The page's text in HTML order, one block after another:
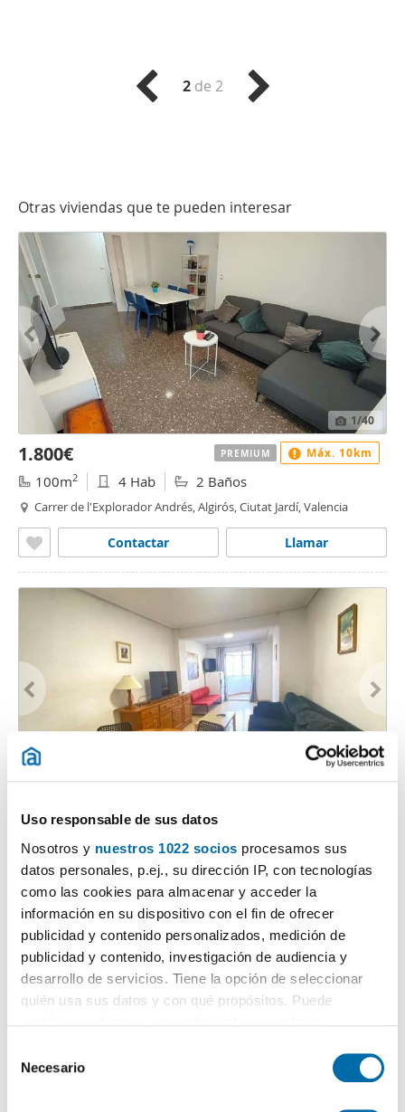
Uso responsable de sus datos
Nosotros y nuestros 1022 socios procesamos sus
datos personales, p.ej., su dirección IP, con tecnologías
como las cookies para almacenar y acceder la
información en su dispositivo con el fin de ofrecer
publicidad y contenido personalizados, medición de
publicidad y contenido, investigación de audiencia y
desarrollo de servicios. Tiene la opción de seleccionar
quién usa sus datos y con qué propósitos. Puede
el Menú de consentimiento.
Necesario
2de 2
Otras viviendas que te pueden interesar
1/40
1.800€
100m2 4 Hab 2 Baños
Carrer de l'Explorador Andrés, Algirós, Ciutat Jardí, Valencia
Llamar
Contactar
PREMIUM Máx. 10km
1.200€
Avinguda de Blasco Ibáñez, Algirós, Ciutat Jardí, Valencia
Llamar
Contactar